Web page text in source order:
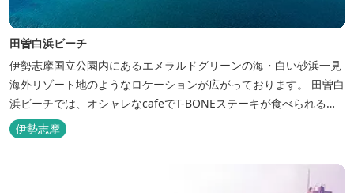
田曽白浜ビーチ
伊勢志摩国立公園内にあるエメラルドグリーンの海・白い砂浜一見
海外リゾート地のようなロケーションが広がっております。 田曽白
浜ビーチでは、オシャレなcafeでT-BONEステーキが食べられる。
又、海を見ながら黄昏るのもよし、アクティブにマリンアクティビ
ティ・スカイダイビング・ヘリコプタークルージングを体験するこ
伊勢志摩